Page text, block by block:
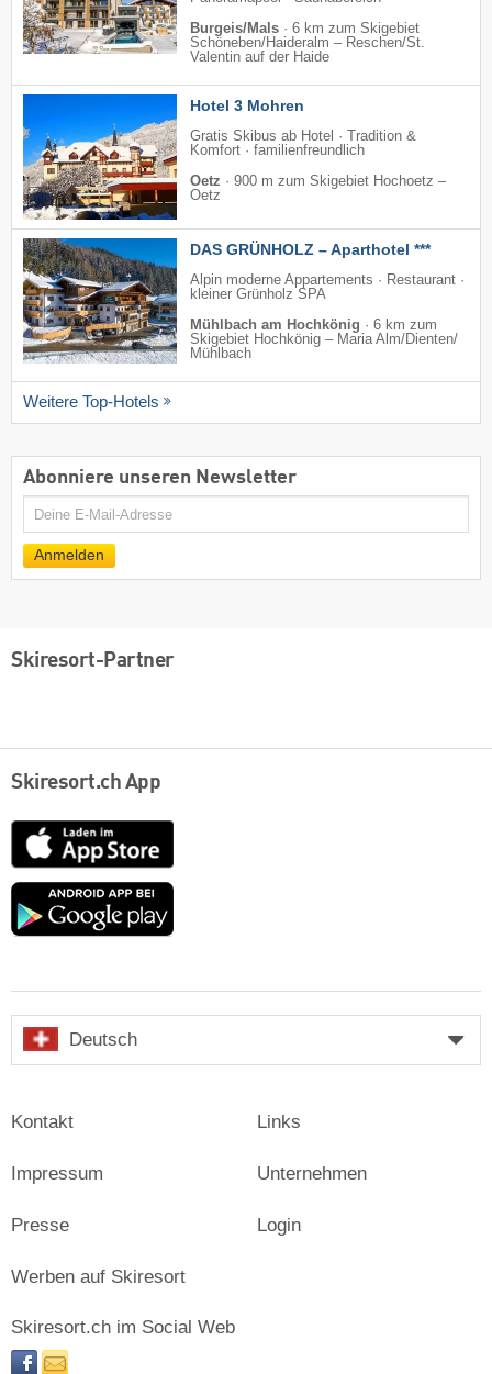
Burgeis/Mals · 6 km zum Skigebiet
Schöneben/​Haideralm – Reschen/​St.
Valentin auf der Haide
Hotel 3 Mohren
Gratis Skibus ab Hotel · Tradition &
Komfort · familienfreundlich
Oetz · 900 m zum Skigebiet Hochoetz –
Oetz
DAS GRÜNHOLZ – Aparthotel ***
Alpin moderne Appartements · Restaurant ·
kleiner Grünholz SPA
Mühlbach am Hochkönig · 6 km zum
Skigebiet Hochkönig – Maria Alm/​Dienten/​
Mühlbach
Weitere Top-Hotels
Abonniere unseren Newsletter
E-
Mail
Anmelden
Skiresort-Partner
Skiresort.ch App
App
Store
Google
Deutsch
Kontakt
Impressum
Presse
Links
Unternehmen
Login
Werben auf Skiresort
Skiresort.ch im Social Web
facebook
newsletter